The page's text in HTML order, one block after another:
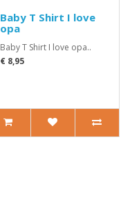
Baby T Shirt I love
opa
Baby T Shirt I love opa..
€ 8,95